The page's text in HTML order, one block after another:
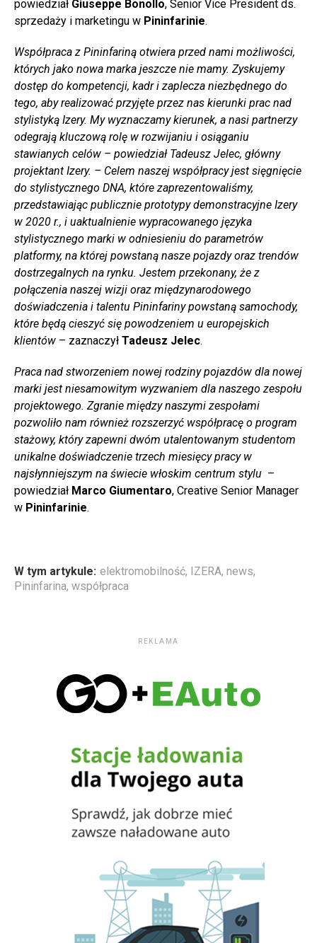
powiedział Giuseppe Bonollo, Senior Vice President ds.
sprzedaży i marketingu w Pininfarinie.
Współpraca z Pininfariną otwiera przed nami możliwości,
których jako nowa marka jeszcze nie mamy. Zyskujemy
dostęp do kompetencji, kadr i zaplecza niezbędnego do
tego, aby realizować przyjęte przez nas kierunki prac nad
stylistyką Izery. My wyznaczamy kierunek, a nasi partnerzy
odegrają kluczową rolę w rozwijaniu i osiąganiu
stawianych celów – powiedział Tadeusz Jelec, główny
projektant Izery. – Celem naszej współpracy jest sięgnięcie
do stylistycznego DNA, które zaprezentowaliśmy,
przedstawiając publicznie prototypy demonstracyjne Izery
w 2020 r., i uaktualnienie wypracowanego języka
stylistycznego marki w odniesieniu do parametrów
platformy, na której powstaną nasze pojazdy oraz trendów
dostrzegalnych na rynku. Jestem przekonany, że z
połączenia naszej wizji oraz międzynarodowego
doświadczenia i talentu Pininfariny powstaną samochody,
które będą cieszyć się powodzeniem u europejskich
klientów – zaznaczył Tadeusz Jelec.
Praca nad stworzeniem nowej rodziny pojazdów dla nowej
marki jest niesamowitym wyzwaniem dla naszego zespołu
projektowego. Zgranie między naszymi zespołami
pozwoliło nam również rozszerzyć współpracę o program
stażowy, który zapewni dwóm utalentowanym studentom
unikalne doświadczenie trzech miesięcy pracy w
najsłynniejszym na świecie włoskim centrum stylu –
powiedział Marco Giumentaro, Creative Senior Manager
w Pininfarinie.
W tym artykule: elektromobilność, IZERA, news,
Pininfarina, współpraca
REKLAMA